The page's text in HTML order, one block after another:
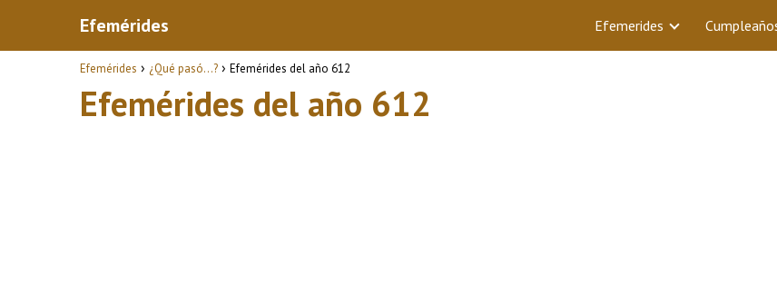
Efemérides Efemerides
Efemérides ¿Qué pasó...? Efemérides del año 612
Efemérides del año 612